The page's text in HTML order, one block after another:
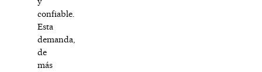
confiable.
Esta
demanda,
de
más